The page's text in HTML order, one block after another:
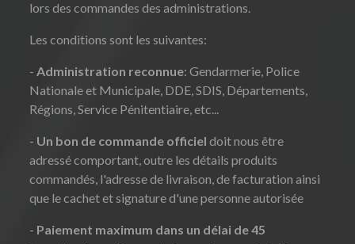
lors des commandes des administrations.
Les conditions sont les suivantes:
-Administration reconnue: Gendarmerie, Police
Nationale et Municipale, DDE, SDIS, Départements,
Régions, Service Pénitentiaire, etc...
- Un bon de commande officiel doit nous être
adressé comportant, outre les détails produits
commandés, l'adresse de livraison, de facturation ainsi
que le cachet et signature d'une personne autorisée
- Paiement maximum dans un délai de 45